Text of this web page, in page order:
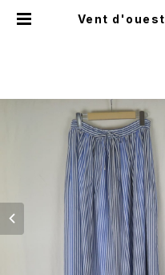
Vent d'ouest ロング スカート グラ